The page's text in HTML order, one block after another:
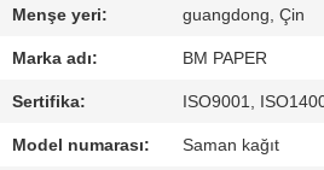
BIZIMLE
ILETIŞIME
GEÇIN
Menşe yeri: guangdong, Çin
Marka adı: BM PAPER
Sertifika: ISO9001,
Model numarası: Saman kağıt